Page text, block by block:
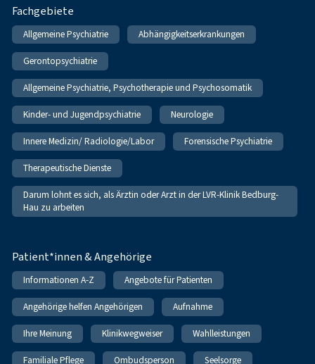
Fachgebiete
Allgemeine Psychiatrie Abhängigkeitserkrankungen
Gerontopsychiatrie
Allgemeine Psychiatrie, Psychotherapie und Psychosomatik
Kinder- und Jugendpsychiatrie Neurologie
Innere Medizin/ Radiologie/Labor Forensische Psychiatrie
Therapeutische Dienste
Darum lohnt es sich, als Ärztin oder Arzt in der LVR-Klinik Bedburg-
Hau zu arbeiten
Patient*innen & Angehörige
Informationen A-Z Angebote für Patienten
Angehörige helfen Angehörigen Aufnahme
Ihre Meinung Klinikwegweiser Wahlleistungen
Familiale Pflege Ombudsperson Seelsorge